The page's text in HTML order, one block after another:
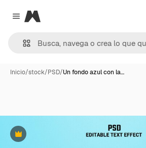
Close menu
Magnific
Inicio/stock/PSD/Un fondo azul con la…
Premium